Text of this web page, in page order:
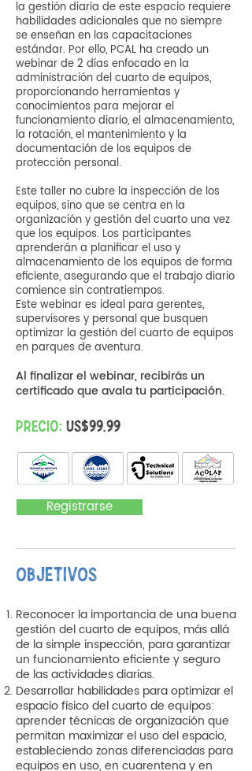
la gestión diaria de este espacio requiere
habilidades adicionales que no siempre
se enseñan en las capacitaciones
estándar. Por ello, PCAL ha creado un
webinar de 2 días enfocado en la
administración del cuarto de equipos,
proporcionando herramientas y
conocimientos para mejorar el
funcionamiento diario, el almacenamiento,
la rotación, el mantenimiento y la
documentación de los equipos de
protección personal.
Este taller no cubre la inspección de los
equipos, sino que se centra en la
organización y gestión del cuarto una vez
que los equipos. Los participantes
aprenderán a planificar el uso y
almacenamiento de los equipos de forma
eficiente, asegurando que el trabajo diario
comience sin contratiempos.
Este webinar es ideal para gerentes,
supervisores y personal que busquen
optimizar la gestión del cuarto de equipos
en parques de aventura.
Al finalizar el webinar, recibirás un
certificado que avala tu participación.
PRECIO: US$99.99
Registrarse
OBJETIVOS
Reconocer la importancia de una buena
gestión del cuarto de equipos, más allá
de la simple inspección, para garantizar
un funcionamiento eficiente y seguro
de las actividades diarias.
Desarrollar habilidades para optimizar el
espacio físico del cuarto de equipos:
aprender técnicas de organización que
permitan maximizar el uso del espacio,
estableciendo zonas diferenciadas para
equipos en uso, en cuarentena y en